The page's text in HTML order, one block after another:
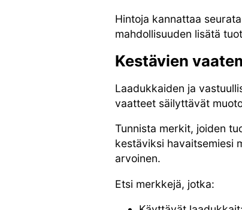
Hintoja kannattaa
mahdollisuuden lisätä
Kestävien
Laadukkaiden ja
vaatteet säilyttävät
Tunnista merkit, joiden
kestäviksi havaitsemiesi
arvoinen.
Etsi merkkejä, jotka: